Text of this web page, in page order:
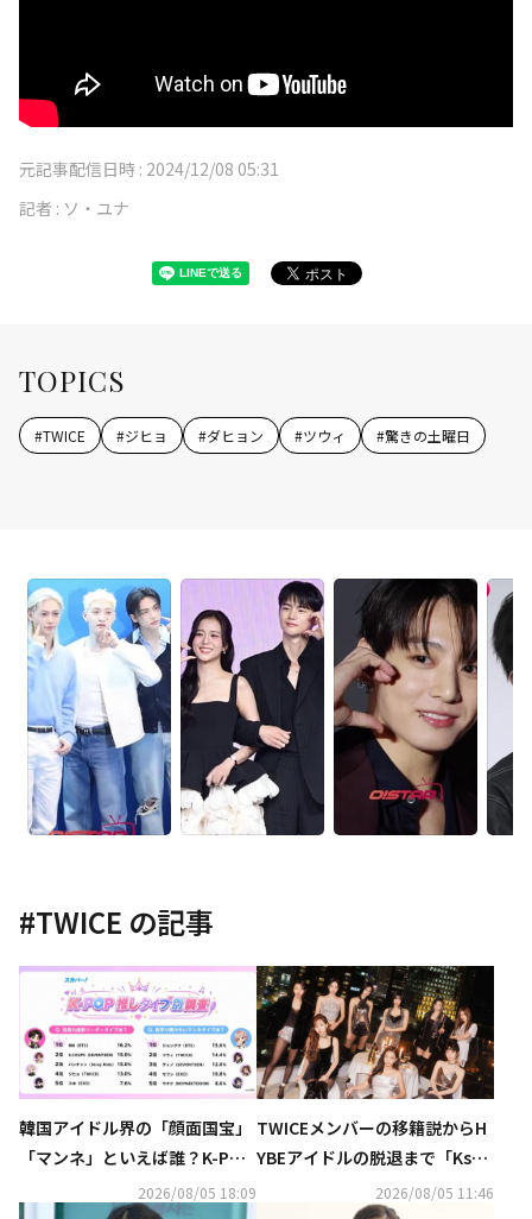
元記事配信日時 : 2024/12/08 05:31
記者 : ソ・ユナ
TOPICS
#TWICE #ジヒョ #ダヒョン #ツウィ #驚きの土曜日
#TWICE の記事
韓国アイドル界の「顔面国宝」
「マンネ」といえば誰？K-POP
推しタイプ別調査の結果が明ら
2026/08/05 18:09
TWICEメンバーの移籍説からH
YBEアイドルの脱退まで「Kstyl
e 7月の記事ランキングTOP5」
2026/08/05 11:46